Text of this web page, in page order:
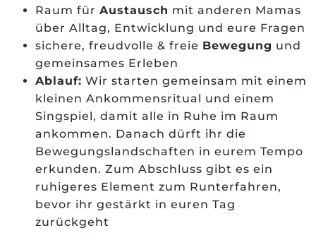
Raum für Austausch mit anderen Mamas
über Alltag, Entwicklung und eure Fragen
sichere, freudvolle & freie Bewegung und
gemeinsames Erleben
Ablauf: Wir starten gemeinsam mit einem
kleinen Ankommensritual und einem
Singspiel, damit alle in Ruhe im Raum
ankommen. Danach dürft ihr die
Bewegungslandschaften in eurem Tempo
erkunden. Zum Abschluss gibt es ein
ruhigeres Element zum Runterfahren,
bevor ihr gestärkt in euren Tag
zurückgeht